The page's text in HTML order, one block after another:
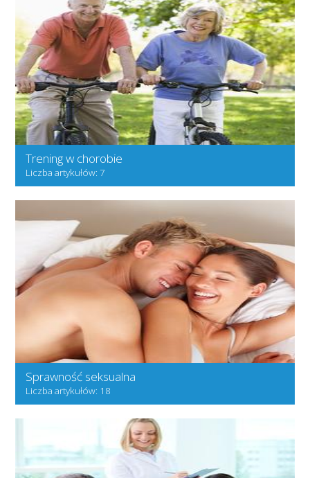
Trening w chorobie
Liczba artykułów: 7
Sprawność seksualna
Liczba artykułów: 18